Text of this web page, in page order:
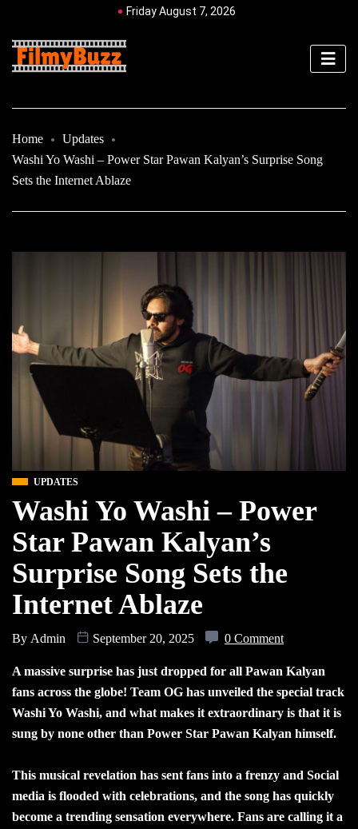
Friday August 7, 2026
Home
Updates
Washi Yo Washi – Power Star Pawan Kalyan’s Surprise Song
Sets the Internet Ablaze
UPDATES
Washi Yo Washi – Power
Star Pawan Kalyan’s
Surprise Song Sets the
Internet Ablaze
By Admin September 20, 2025 0 Comment
A massive surprise has just dropped for all Pawan Kalyan
fans across the globe! Team OG has unveiled the special track
Washi Yo Washi, and what makes it extraordinary is that it is
sung by none other than Power Star Pawan Kalyan himself.
This musical revelation has sent fans into a frenzy and Social
media is flooded with celebrations, and the song has quickly
become a trending sensation everywhere. Fans are calling it a